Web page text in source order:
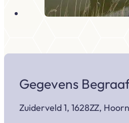
Gegevens
Zuiderveld 1, 1628ZZ, Hoorn